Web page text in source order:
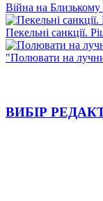
Війна на
Пекельні санкції.
"Полювати на
ВИБІР